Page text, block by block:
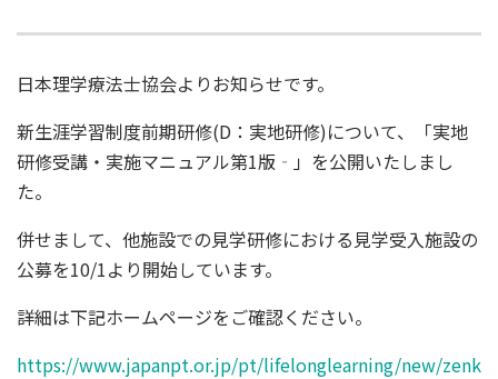
日本理学療法士協会よりお知らせです。
新生涯学習制度前期研修(D：実地研修)について、「実地
研修受講・実施マニュアル第1版‐」を公開いたしまし
た。
併せまして、他施設での見学研修における見学受入施設の
公募を10/1より開始しています。
詳細は下記ホームページをご確認ください。
https://www.japanpt.or.jp/pt/lifelonglearning/new/zenk